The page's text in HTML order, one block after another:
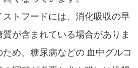
ストフードには、消化吸収の早
質が含まれている​場合がありま
め、糖尿病などの​ 血中グルコ